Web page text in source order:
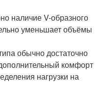
наличие V-образного
уменьшает объёмы
обычно достаточно
комфорт
нагрузки на